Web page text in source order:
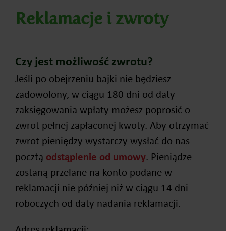
Reklamacje i zwroty
Czy jest możliwość zwrotu?
Jeśli po obejrzeniu bajki nie będziesz
zadowolony, w ciągu 180 dni od daty
zaksięgowania wpłaty możesz poprosić o
zwrot pełnej zapłaconej kwoty. Aby otrzymać
zwrot pieniędzy wystarczy wysłać do nas
pocztą odstąpienie od umowy. Pieniądze
zostaną przelane na konto podane w
reklamacji nie później niż w ciągu 14 dni
roboczych od daty nadania reklamacji.